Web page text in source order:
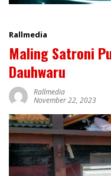
Rallmedia
Maling Satroni
Dauhwaru
Rallmedia
November 22, 2023